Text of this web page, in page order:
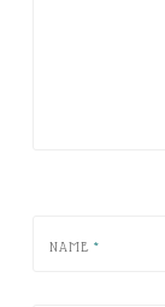
NAME *